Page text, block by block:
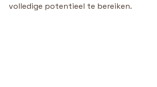
volledige potentieel te bereiken.